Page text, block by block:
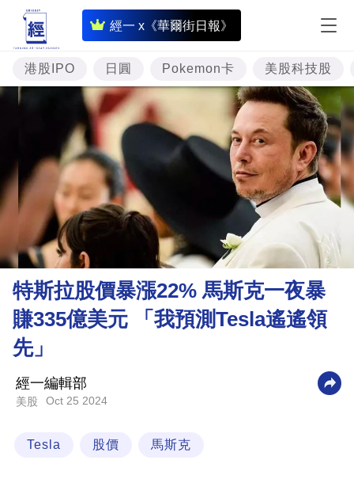
經一 x《華爾街日報》
即
時
財
經
專
投
資
樓
理
財
商
技
場
港股IPO 日圓 Pokemon卡 美股科技股
特斯拉股價暴漲22% 馬斯克一夜暴
賺335億美元 「我預測Tesla遙遙領
先」
經一編輯部
美股 Oct 25 2024
Tesla 股價 馬斯克